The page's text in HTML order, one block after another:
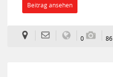
Beitrag ansehen
0 86